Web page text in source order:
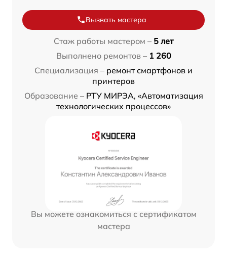
Вызвать мастера
Стаж работы мастером – 5 лет
Выполнено ремонтов – 1 260
Специализация – ремонт смартфонов и
принтеров
Образование – РТУ МИРЭА, «Автоматизация
технологических процессов»
Вы можете ознакомиться с сертификатом
мастера